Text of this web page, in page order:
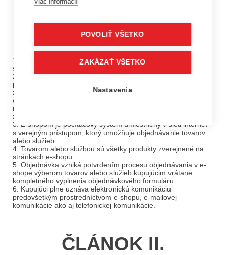
VYMEDZENIE
POJMOV
1. Majiteľom internetovej stránky (e-shopu) je DACHSYSTEM,
spol. s r.o., Budovateľská 54, 080 01 Prešov
2. Kupujúcim je každý návštevník e-shopu, ktorý
prostredníctvom e-shopu vytvoril objednávku. Pre účely
zákona č. 102/2014 Z. z. sa spotrebiteľom rozumie fyzická
osoba, ktorá pri uzatváraní a plnení spotrebiteľskej zmluvy
nekoná v rámci predmetu svojej podnikateľskej činnosti,
zamestnania alebo povolania.
3. E-shopom je počítačový systém umiestnený v sieti internet
s verejným prístupom, ktorý umožňuje objednávanie tovarov
alebo služieb.
4. Tovarom alebo službou sú všetky produkty zverejnené na
stránkach e-shopu.
5. Objednávka vzniká potvrdením procesu objednávania v e-
shope výberom tovarov alebo služieb kupujúcim vrátane
kompletného vyplnenia objednávkového formuláru.
6. Kupujúci plne uznáva elektronickú komunikáciu
predovšetkým prostredníctvom e-shopu, e-mailovej
komunikácie ako aj telefonickej komunikácie.
ČLÁNOK II.
POVOLIŤ VŠETKO
ZAKÁZAŤ VŠETKO
Nastavenia